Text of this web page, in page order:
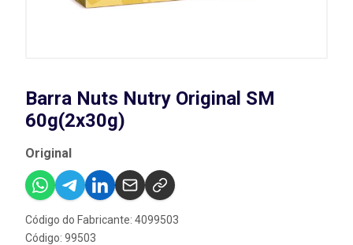
Barra Nuts Nutry Original SM
60g(2x30g)
Original
Código do Fabricante: 4099503
Código: 99503